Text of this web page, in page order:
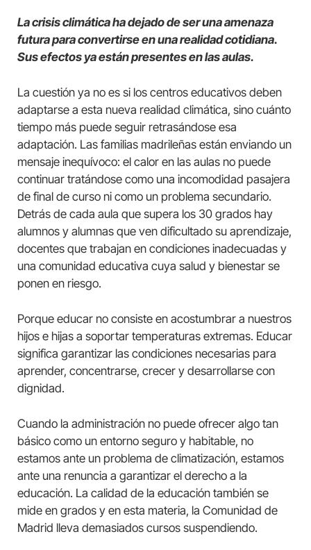
La crisis climática ha dejado de ser una amenaza
futura para convertirse en una realidad cotidiana.
Sus efectos ya están presentes en las aulas.
La cuestión ya no es si los centros educativos deben
adaptarse a esta nueva realidad climática, sino cuánto
tiempo más puede seguir retrasándose esa
adaptación. Las familias madrileñas están enviando un
mensaje inequívoco: el calor en las aulas no puede
continuar tratándose como una incomodidad pasajera
de final de curso ni como un problema secundario.
Detrás de cada aula que supera los 30 grados hay
alumnos y alumnas que ven dificultado su aprendizaje,
docentes que trabajan en condiciones inadecuadas y
una comunidad educativa cuya salud y bienestar se
ponen en riesgo.
Porque educar no consiste en acostumbrar a nuestros
hijos e hijas a soportar temperaturas extremas. Educar
significa garantizar las condiciones necesarias para
aprender, concentrarse, crecer y desarrollarse con
dignidad.
Cuando la administración no puede ofrecer algo tan
básico como un entorno seguro y habitable, no
estamos ante un problema de climatización, estamos
ante una renuncia a garantizar el derecho a la
educación. La calidad de la educación también se
mide en grados y en esta materia, la Comunidad de
Madrid lleva demasiados cursos suspendiendo.